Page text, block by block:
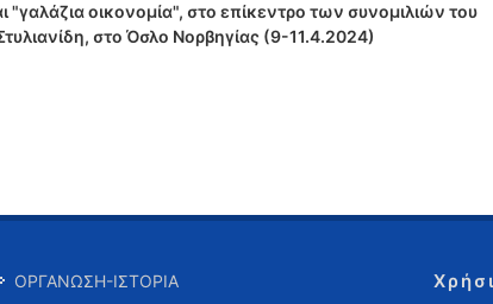
οικονομία", στο επίκεντρο των συνομιλιών του
στο Όσλο Νορβηγίας (9-11.4.2024)
ΟΡΓΑΝΩΣΗ-ΙΣΤΟΡΙΑ